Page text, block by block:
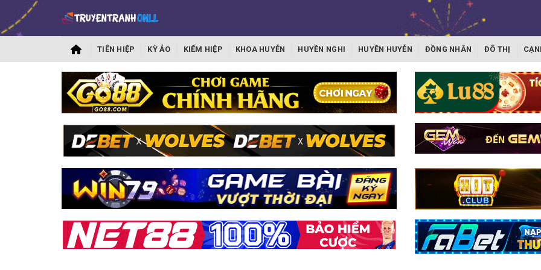
TIÊN HIỆP KỲ ẢO KIẾM HIỆP KHOA HUYỄN HUYỀN NGHI HUYỀN HUYỄN ĐỒNG NHÂN ĐÔ THỊ